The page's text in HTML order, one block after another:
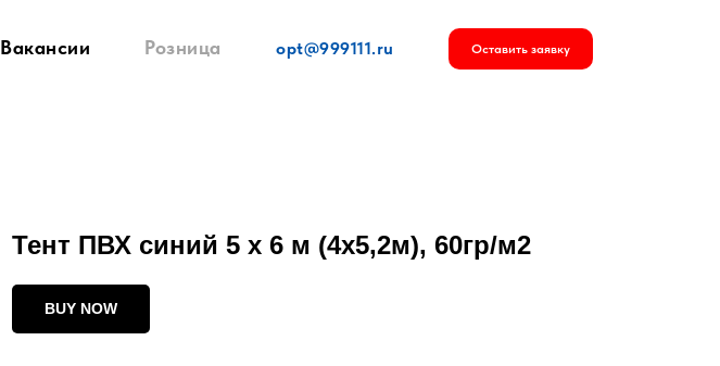
Оставить заявку
opt@999111.ru
Вакансии Розница
Тент ПВХ синий 5 х 6 м (4х5,2м), 60гр/м2
BUY NOW